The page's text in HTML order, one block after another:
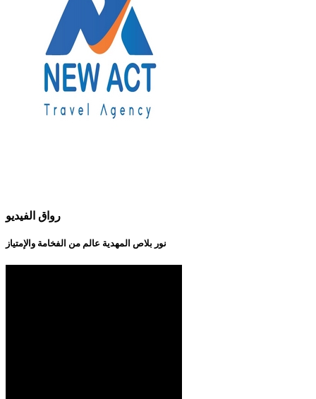
رواق الفيديو
نور بلاص المهدية عالم من الفخامة والإمتياز